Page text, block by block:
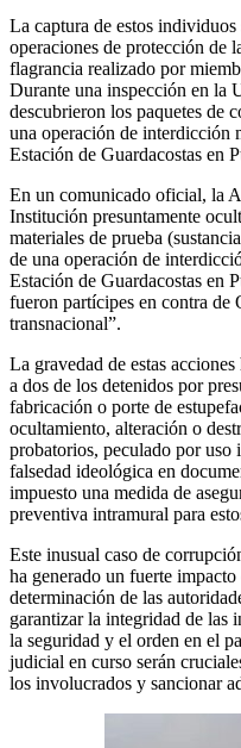
La captura de estos
operaciones de protección de
flagrancia realizado por
Durante una inspección en la
descubrieron los paquetes de
una operación de interdicción
Estación de Guardacostas en
En un comunicado oficial, la
Institución presuntamente
materiales de prueba
de una operación de
Estación de Guardacostas en
fueron partícipes en contra de
transnacional”.
La gravedad de estas
a dos de los detenidos por
fabricación o porte de
ocultamiento, alteración o
probatorios, peculado por uso
falsedad ideológica en
impuesto una medida de
preventiva intramural para
Este inusual caso de
ha generado un fuerte
determinación de las
garantizar la integridad de las
la seguridad y el orden en el
judicial en curso serán
los involucrados y sancionar